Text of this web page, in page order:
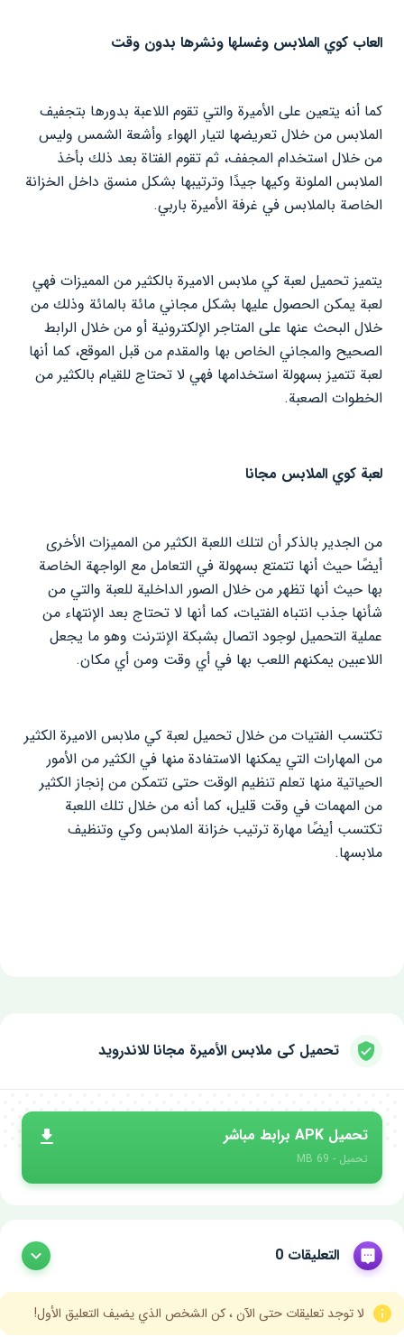
العاب كوي الملابس وغسلها ونشرها بدون وقت
كما أنه يتعين على الأميرة والتي تقوم اللاعبة بدورها بتجفيف
الملابس من خلال تعريضها لتيار الهواء وأشعة الشمس وليس
من خلال استخدام المجفف، ثم تقوم الفتاة بعد ذلك بأخذ
الملابس الملونة وكيها جيدًا وترتيبها بشكل منسق داخل الخزانة
الخاصة بالملابس في غرفة الأميرة باربي.
يتميز تحميل لعبة كي ملابس الاميرة بالكثير من المميزات فهي
لعبة يمكن الحصول عليها بشكل مجاني مائة بالمائة وذلك من
خلال البحث عنها على المتاجر الإلكترونية أو من خلال الرابط
الصحيح والمجاني الخاص بها والمقدم من قبل الموقع، كما أنها
لعبة تتميز بسهولة استخدامها فهي لا تحتاج للقيام بالكثير من
الخطوات الصعبة.
لعبة كوي الملابس مجانا
من الجدير بالذكر أن لتلك اللعبة الكثير من المميزات الأخرى
أيضًا حيث أنها تتمتع بسهولة في التعامل مع الواجهة الخاصة
بها حيث أنها تظهر من خلال الصور الداخلية للعبة والتي من
شأنها جذب انتباه الفتيات، كما أنها لا تحتاج بعد الإنتهاء من
عملية التحميل لوجود اتصال بشبكة الإنترنت وهو ما يجعل
اللاعبين يمكنهم اللعب بها في أي وقت ومن أي مكان.
تكتسب الفتيات من خلال تحميل لعبة كي ملابس الاميرة الكثير
من المهارات التي يمكنها الاستفادة منها في الكثير من الأمور
الحياتية منها تعلم تنظيم الوقت حتى تتمكن من إنجاز الكثير
من المهمات في وقت قليل، كما أنه من خلال تلك اللعبة
تكتسب أيضًا مهارة ترتيب خزانة الملابس وكي وتنظيف
ملابسها.
تحميل كى ملابس الأميرة مجانا للاندرويد
تحميل APK برابط مباشر
تحميل - 69 MB
التعليقات 0
لا توجد تعليقات حتى الآن ، كن الشخص الذي يضيف التعليق الأول!